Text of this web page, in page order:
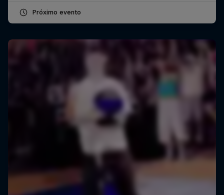
Próximo evento